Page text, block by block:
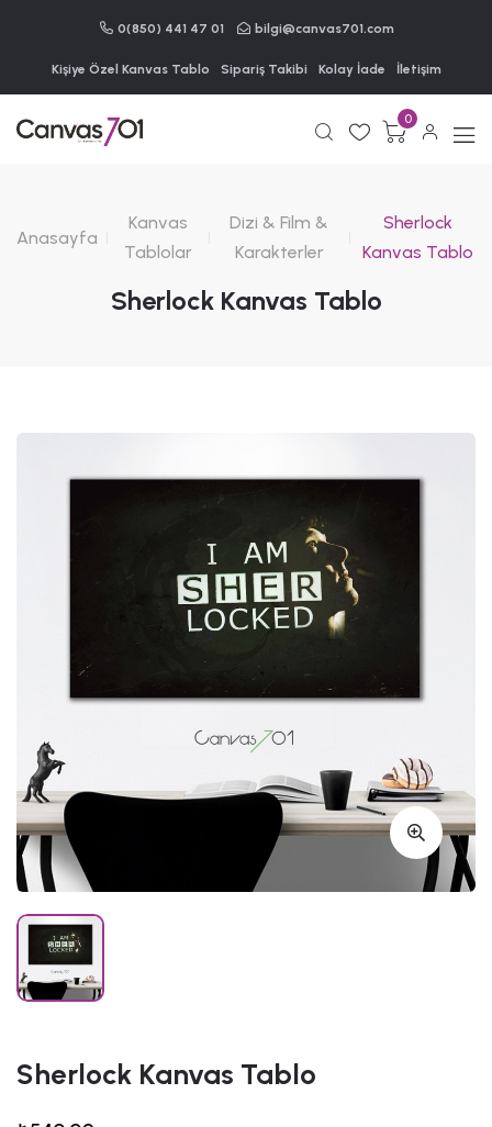
0(850) 441 47 01 bilgi@canvas701.com
Kişiye Özel Kanvas Tablo Sipariş Takibi Kolay İade İletişim
0
Anasayfa
Kanvas
Tablolar
Dizi & Film &
Karakterler
Sherlock
Kanvas Tablo
Sherlock Kanvas Tablo
Sherlock Kanvas Tablo